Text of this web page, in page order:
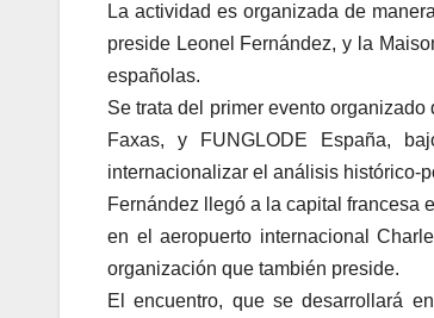
La actividad es organizada de
preside Leonel Fernández, y la
españolas.
Se trata del primer evento
Faxas, y FUNGLODE España,
internacionalizar el análisis histórico-
Fernández llegó a la capital francesa
en el aeropuerto internacional
organización que también preside.
El encuentro, que se desarrollará